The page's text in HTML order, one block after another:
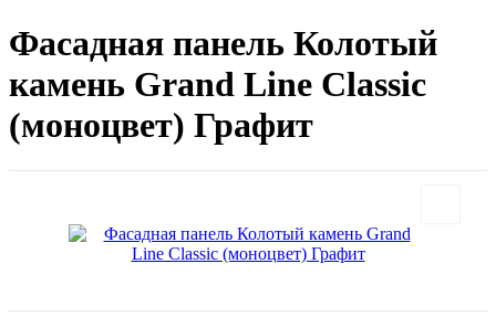
Фасадная панель Колотый
камень Grand Line Classic
(моноцвет) Графит